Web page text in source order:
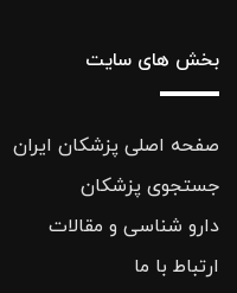
بخش های سایت
صفحه اصلی پزشکان ایران
جستجوی پزشکان
دارو شناسی و مقالات
ارتباط با ما